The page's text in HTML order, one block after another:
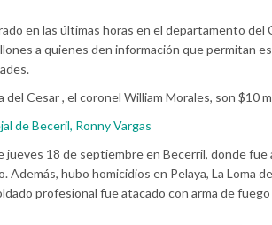
en las últimas horas en el departamento del
a quienes den información que permitan
Cesar , el coronel William Morales, son $10
de Beceril, Ronny Vargas
18 de septiembre en Becerril, donde fue
hubo homicidios en Pelaya, La Loma
profesional fue atacado con arma de